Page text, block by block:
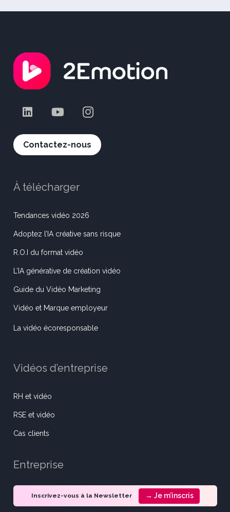
Contactez-nous
À télécharger
Tendances vidéo 2026
Adoptez l’IA créative sans risque
R.O.I du format vidéo
L’IA générative de création vidéo
Guide du Vidéo Marketing
Vidéo et Marque employeur
La vidéo écoresponsable
Vidéos d’entreprise
RH et vidéo
RSE et vidéo
Cas clients
Entreprise
Inscrivez-vous à la Newsletter → Je m’inscris